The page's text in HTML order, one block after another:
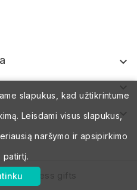



slapukus, kad užtikrintume
Leisdami visus slapukus,
naršymo ir apsipirkimo
patirtį.
Business gifts